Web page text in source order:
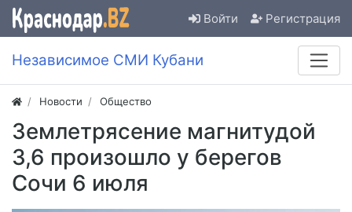
Войти Регистрация
Независимое СМИ Кубани
Новости Общество
Землетрясение магнитудой
3,6 произошло у берегов
Сочи 6 июля